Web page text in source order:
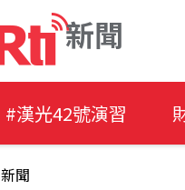
新聞
#漢光42號演習
新聞